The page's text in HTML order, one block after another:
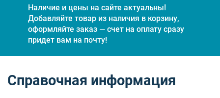
Наличие и цены на сайте актуальны!
Добавляйте товар из наличия в корзину,
оформляйте заказ — счет на оплату сразу
придет вам на почту!
Справочная информация